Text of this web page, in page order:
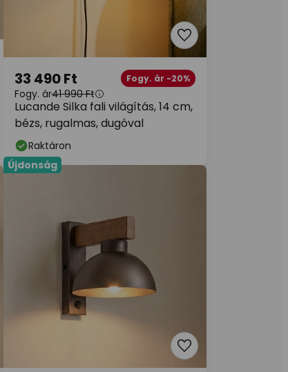
Lucande Silka fali világítás, 14 cm,
bézs, rugalmas, dugóval
33 490 Ft Fogy. ár -20%
Fogy. ár41 990 Ft
Raktáron
Újdonság